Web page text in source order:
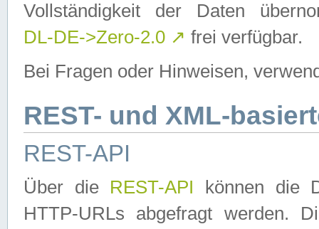
Vollständigkeit der Daten
DL-DE->Zero-2.0 ↗ frei verfügbar.
Bei Fragen oder Hinweisen,
REST- und XML-
REST-API
Über die REST-API können die
HTTP-URLs abgefragt werden.